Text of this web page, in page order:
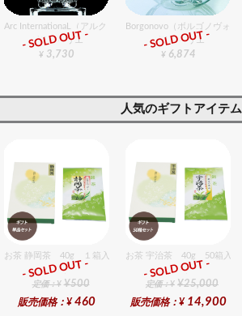
Arc InternationaL（アルク・インターナショナル） ロンシ
グラスバリエ
¥ 3,730
- SOLD OUT -
Borgonovo（ボルゴノヴォ）
グラスバリエ
¥ 6,874
- SOLD OUT -
人気のギフトアイテム
お茶 静岡茶 40g １箱入セット
ギフト
定価：¥ ¥500
販売価格：¥ 460
- SOLD OUT -
お茶 宇治茶 40g 50箱入セ
ギフト
定価：¥ ¥25,000
販売価格：¥ 14,900
- SOLD OUT -